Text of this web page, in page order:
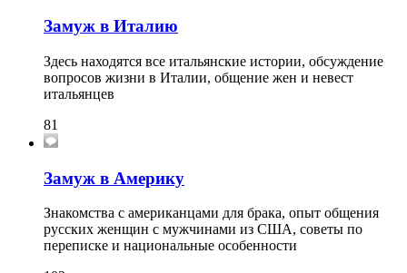
Замуж в Италию
Здесь находятся все итальянские истории, обсуждение
вопросов жизни в Италии, общение жен и невест
итальянцев
81
Замуж в Америку
Знакомства с американцами для брака, опыт общения
русских женщин с мужчинами из США, советы по
переписке и национальные особенности